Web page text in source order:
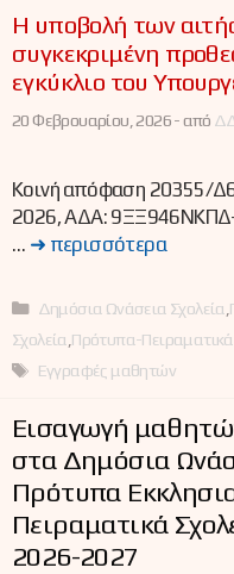
Η υποβολή των
συγκεκριμένη
εγκύκλιο του
20 Φεβρουαρίου, 2026 -από
Κοινή απόφαση 20355/
2026, ΑΔΑ: 9ΞΞ946ΝΚΠΔ-
… ➜ περισσότερα
Κατηγορίες
Δημόσια Ωνάσεια Σχολεία
Σχολεία Πρότυπα-Πειραματικά
Ετικέτες
Εγγραφές μαθητών
Εισαγωγή
στα Δημόσια
Πρότυπα
Πειραματικά
2026-2027